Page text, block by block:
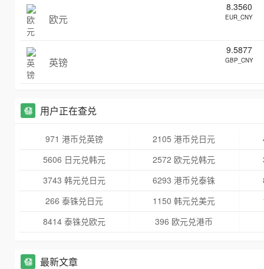
欧元
8.3560
EUR_CNY
英镑
9.5877
GBP_CNY
用户正在查兑
971 港币兑英镑 2105 港币兑日元
5606 日元兑韩元
2572 欧元兑韩元
3743 韩元兑日元
6293 港币兑泰铢
266 泰铢兑日元
1150 韩元兑美元
8414 泰铢兑欧元
396 欧元兑港币
最新文章